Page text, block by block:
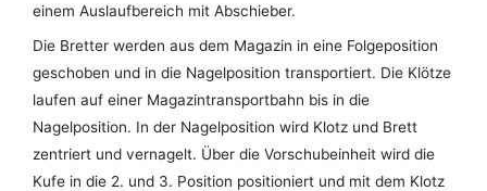
einem Auslaufbereich mit Abschieber.
Die Bretter werden aus dem Magazin in eine Folgeposition
geschoben und in die Nagelposition transportiert. Die Klötze
laufen auf einer Magazintransportbahn bis in die
Nagelposition. In der Nagelposition wird Klotz und Brett
zentriert und vernagelt. Über die Vorschubeinheit wird die
Kufe in die 2. und 3. Position positioniert und mit dem Klotz